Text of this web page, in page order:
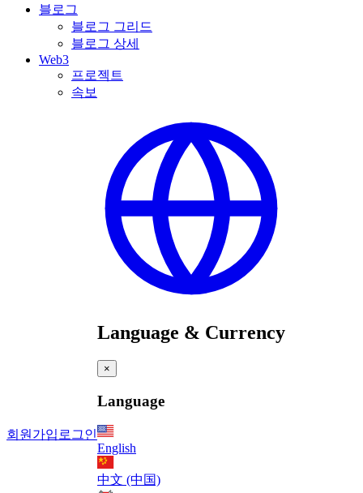
블로그
블로그 그리드
블로그 상세
Web3
프로젝트
속보
회원가입 로그인
Language & Currency
×
Language
English
中文 (中国)